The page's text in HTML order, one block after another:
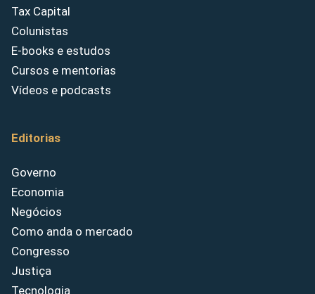
Tax Capital
Colunistas
E-books e estudos
Cursos e mentorias
Vídeos e podcasts
Editorias
Governo
Economia
Negócios
Como anda o mercado
Congresso
Justiça
Tecnologia